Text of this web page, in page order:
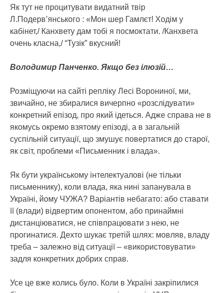
Як тут не процитувати видатний твір
Л.Подерв’янського : «Мон шер Гамлєт! Ходiм у
кабiнет,/ Канхвету дам тобi я посмоктати. /Канхвета
очень класна,/ “Тузiк” вкусний!
Володимир Панченко. Якщо без ілюзій…
Розміщуючи на сайті репліку Лесі Ворониної, ми,
звичайно, не збиралися вичерпно «розслідувати»
конкретний епізод, про який ідеться. Адже справа не в
якомусь окремо взятому епізоді, а в загальній
суспільній ситуації, що змушує повертатися до старої,
як світ, проблеми «Письменник і влада».
Як бути українському інтелектуалові (не тільки
письменнику), коли влада, яка нині запанувала в
Україні, йому ЧУЖА? Варіантів небагато: або ставати
її (влади) відвертим опонентом, або принаймні
дистанціюватися, не співпрацювати з нею, не
прогинатися. Дехто шукає третій шлях: мовляв, владу
треба – залежно від ситуації – «використовувати»
задля конкретних добрих справ.
Усе це вже колись було. Коли в Україні закріпилися